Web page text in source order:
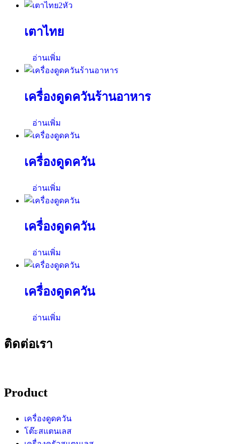
เตาไทย
อ่านเพิ่ม
เครื่องดูดควันร้านอาหาร
อ่านเพิ่ม
เครื่องดูดควัน
อ่านเพิ่ม
เครื่องดูดควัน
อ่านเพิ่ม
เครื่องดูดควัน
อ่านเพิ่ม
ติดต่อเรา
Product
เครื่องดูดควัน
โต๊ะสแตนเลส